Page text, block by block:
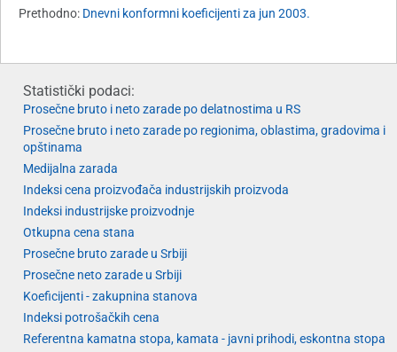
Prethodno: Dnevni konformni koeficijenti za jun 2003.
Statistički podaci:
Prosečne bruto i neto zarade po delatnostima u RS
Prosečne bruto i neto zarade po regionima, oblastima, gradovima i
opštinama
Medijalna zarada
Indeksi cena proizvođača industrijskih proizvoda
Indeksi industrijske proizvodnje
Otkupna cena stana
Prosečne bruto zarade u Srbiji
Prosečne neto zarade u Srbiji
Koeficijenti - zakupnina stanova
Indeksi potrošačkih cena
Referentna kamatna stopa, kamata - javni prihodi, eskontna stopa